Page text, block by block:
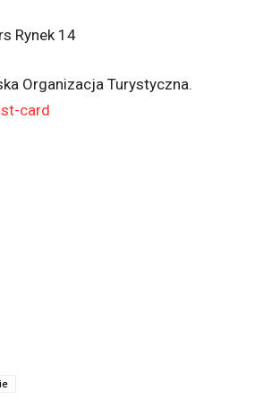
Rynek 14
Organizacja Turystyczna.
card